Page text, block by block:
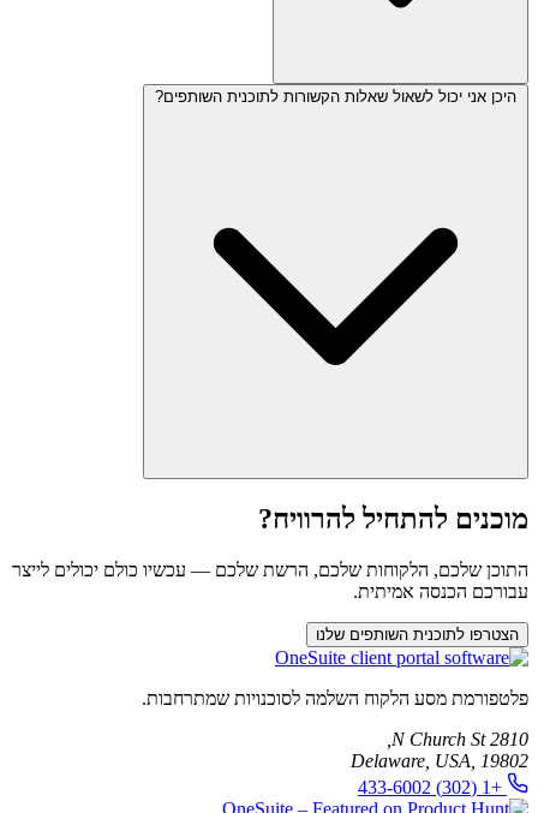
היכן אני יכול לשאול שאלות הקשורות לתוכנית השותפים?
בנושא תשלום, מעקב וקידום.
מוכנים להתחיל להרוויח?
התוכן שלכם, הלקוחות שלכם, הרשת שלכם — עכשיו כולם יכולים לייצר
עבורכם הכנסה אמיתית.
הצטרפו לתוכנית השותפים שלנו
פלטפורמת מסע הלקוח השלמה לסוכנויות שמתרחבות.
2810 N Church St,
Delaware, USA, 19802
+1 (302) 433-6002